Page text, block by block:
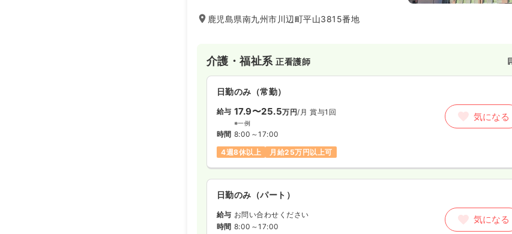
鹿児島県南九州市川辺町平山3815番地
介護・福祉系正看護師
日勤のみ（常勤）
給与 17.9〜25.5万円/月 賞与1回
※一例
時間 8:00～17:00
4週8休以上
月給25万円以上可
気になる
日勤のみ（パート）
給与 お問い合わせください
時間 8:00～17:00
気になる